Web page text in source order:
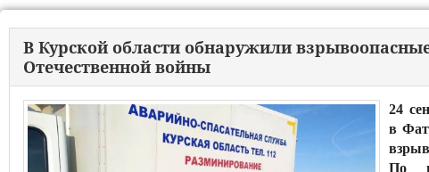
В Курской области обнаружили
Отечественной войны
24
в
По